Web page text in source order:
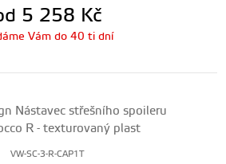
5 258 Kč
Vám do 40 ti dní
Nástavec střešního spoileru
R - texturovaný plast
VW-SC-3-R-CAP1T